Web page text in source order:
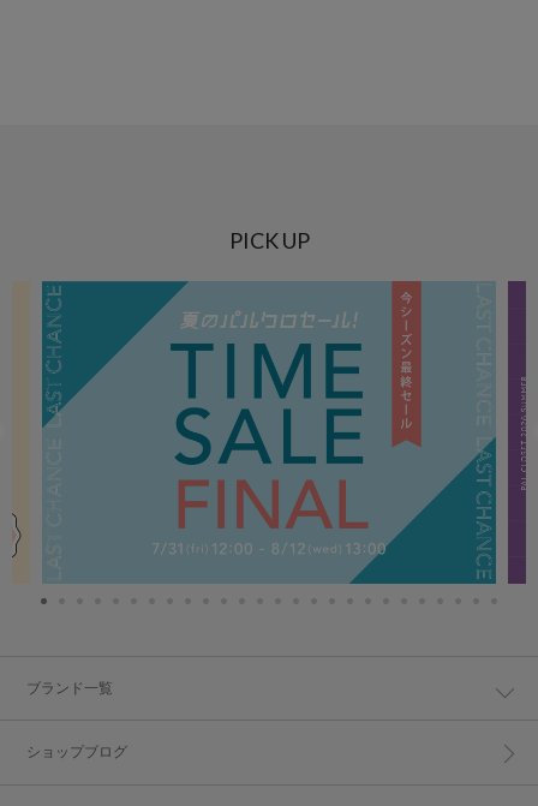
PICK UP
ブランド一覧
ショップブログ